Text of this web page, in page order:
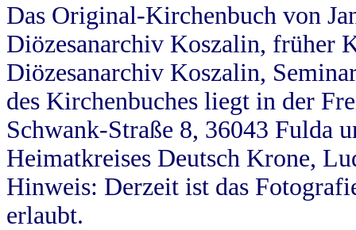
Das Original-Kirchenbuch von
Diözesanarchiv Koszalin, früher
Diözesanarchiv Koszalin,
des Kirchenbuches liegt in der
Schwank-Straße 8, 36043 Fulda
Heimatkreises Deutsch Krone,
Hinweis: Derzeit ist das
erlaubt.